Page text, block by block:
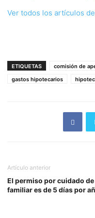
Ver todos los artículos
ETIQUETAS comisión de
gastos hipotecarios
Artículo anterior
El permiso por cuidado de
familiar es de 5 días por